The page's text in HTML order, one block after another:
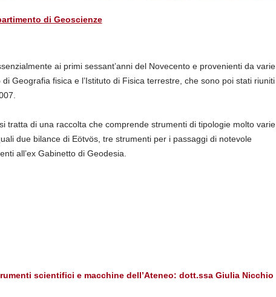
di Geoscienze
ai primi sessant’anni del Novecento e provenienti da varie
Geografia fisica e l’Istituto di Fisica terrestre, che sono poi stati riuniti
tratta di una raccolta che comprende strumenti di tipologie molto varie,
due bilance di Eötvös, tre strumenti per i passaggi di notevole
all’ex Gabinetto di Geodesia.
scientifici e macchine dell’Ateneo: dott.ssa Giulia Nicchio